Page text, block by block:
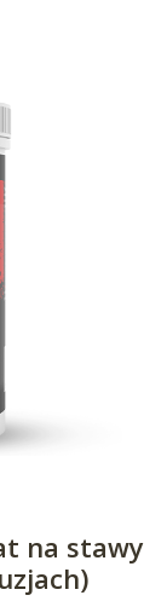
na stawy